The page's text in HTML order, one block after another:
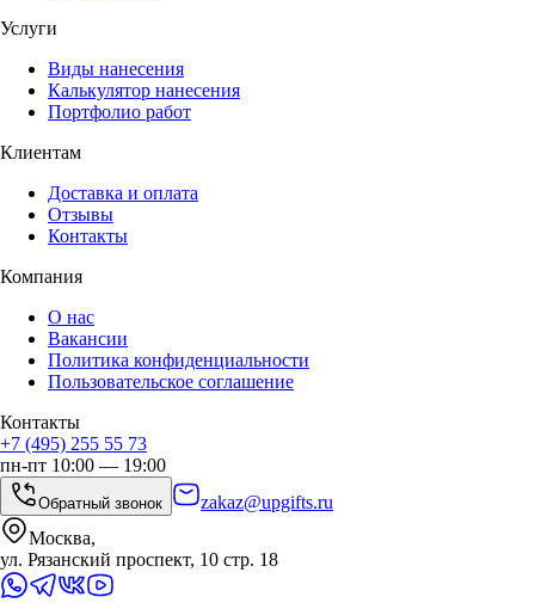
Услуги
Виды нанесения
Калькулятор нанесения
Портфолио работ
Клиентам
Доставка и оплата
Отзывы
Контакты
Компания
О нас
Вакансии
Политика конфиденциальности
Пользовательское соглашение
Контакты
+7 (495) 255 55 73
пн-пт 10:00 — 19:00
Обратный звонок
zakaz@upgifts.ru
Москва,
ул. Рязанский проспект, 10 стр. 18